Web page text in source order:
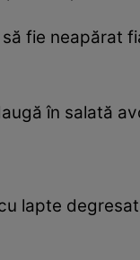
fie neapărat
în salată
lapte